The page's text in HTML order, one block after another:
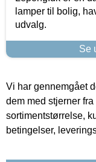
lamper til bolig,
udvalg.
Se
Vi har gennemgået
dem med stjerner
sortimentstørrelse,
betingelser,